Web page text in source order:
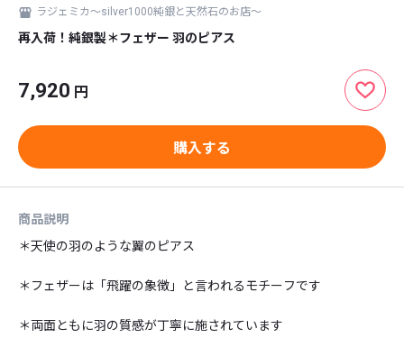
ラジェミカ〜silver1000純銀と天然石のお店〜
再入荷！純銀製＊フェザー 羽のピアス
7,920 円
購入する
商品説明
＊天使の羽のような翼のピアス
＊フェザーは「飛躍の象徴」と言われるモチーフです
＊両面ともに羽の質感が丁寧に施されています